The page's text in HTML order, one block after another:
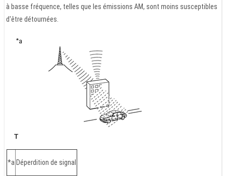
à basse fréquence, telles que les émissions AM, sont moins susceptibles
d'être détournées.
*a Déperdition de signal